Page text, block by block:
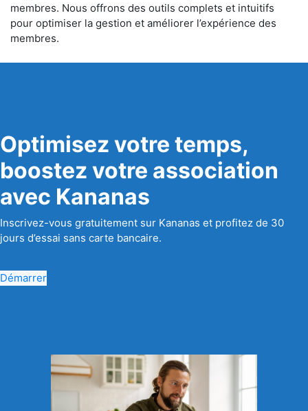
membres. Nous offrons des outils complets et intuitifs
pour optimiser la gestion et améliorer l’expérience des
membres.
Optimisez votre temps,
boostez votre association
avec Kananas
Inscrivez-vous gratuitement sur Kananas et profitez de 30
jours d’essai sans carte bancaire.
Démarrer